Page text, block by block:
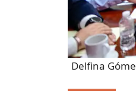
Delfina